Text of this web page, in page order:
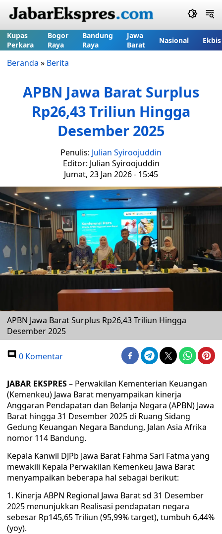
Kupas
Perkara
Bogor
Raya
Bandung
Raya
Jawa
Barat
Nasional Ekbis
Beranda » Berita
APBN Jawa Barat Surplus
Rp26,43 Triliun Hingga
Desember 2025
Penulis: Julian Syiroojuddin
Editor: Julian Syiroojuddin
Jumat, 23 Jan 2026 - 15:45
APBN Jawa Barat Surplus Rp26,43 Triliun Hingga
Desember 2025
0 Komentar
JABAR EKSPRES– Perwakilan Kementerian Keuangan
(Kemenkeu) Jawa Barat menyampaikan kinerja
Anggaran Pendapatan dan Belanja Negara (APBN) Jawa
Barat hingga 31 Desember 2025 di Ruang Sidang
Gedung Keuangan Negara Bandung, Jalan Asia Afrika
nomor 114 Bandung.
Kepala Kanwil DJPb Jawa Barat Fahma Sari Fatma yang
mewakili Kepala Perwakilan Kemenkeu Jawa Barat
menyampaikan beberapa hal sebagai berikut:
1. Kinerja ABPN Regional Jawa Barat sd 31 Desember
2025 menunjukkan Realisasi pendapatan negara
sebesar Rp145,65 Triliun (95,99% target), tumbuh 6,44%
(yoy).